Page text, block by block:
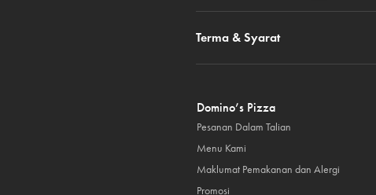
Terma & Syarat
Domino’s Pizza
Pesanan Dalam Talian
Menu Kami
Maklumat Pemakanan dan Alergi
Promosi